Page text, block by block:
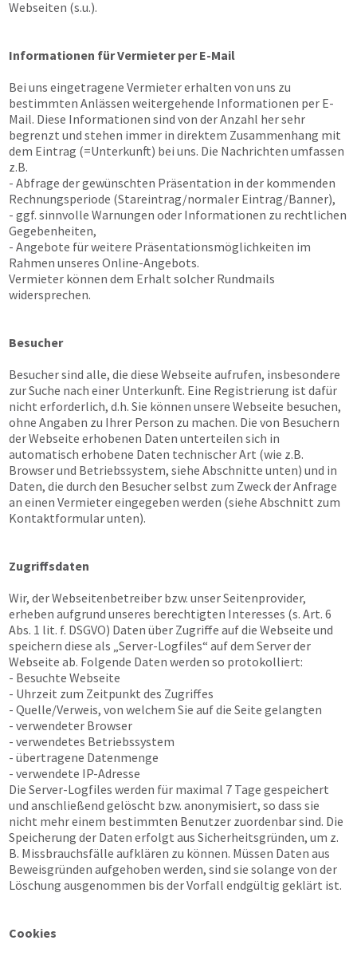
Webseiten (s.u.).
Informationen für Vermieter per E-Mail
Bei uns eingetragene Vermieter erhalten von uns zu
bestimmten Anlässen weitergehende Informationen per E-
Mail. Diese Informationen sind von der Anzahl her sehr
begrenzt und stehen immer in direktem Zusammenhang mit
dem Eintrag (=Unterkunft) bei uns. Die Nachrichten umfassen
z.B.
- Abfrage der gewünschten Präsentation in der kommenden
Rechnungsperiode (Stareintrag/normaler Eintrag/Banner),
- ggf. sinnvolle Warnungen oder Informationen zu rechtlichen
Gegebenheiten,
- Angebote für weitere Präsentationsmöglichkeiten im
Rahmen unseres Online-Angebots.
Vermieter können dem Erhalt solcher Rundmails
widersprechen.
Besucher
Besucher sind alle, die diese Webseite aufrufen, insbesondere
zur Suche nach einer Unterkunft. Eine Registrierung ist dafür
nicht erforderlich, d.h. Sie können unsere Webseite besuchen,
ohne Angaben zu Ihrer Person zu machen. Die von Besuchern
der Webseite erhobenen Daten unterteilen sich in
automatisch erhobene Daten technischer Art (wie z.B.
Browser und Betriebssystem, siehe Abschnitte unten) und in
Daten, die durch den Besucher selbst zum Zweck der Anfrage
an einen Vermieter eingegeben werden (siehe Abschnitt zum
Kontaktformular unten).
Zugriffsdaten
Wir, der Webseitenbetreiber bzw. unser Seitenprovider,
erheben aufgrund unseres berechtigten Interesses (s. Art. 6
Abs. 1 lit. f. DSGVO) Daten über Zugriffe auf die Webseite und
speichern diese als „Server-Logfiles“ auf dem Server der
Webseite ab. Folgende Daten werden so protokolliert:
- Besuchte Webseite
- Uhrzeit zum Zeitpunkt des Zugriffes
- Quelle/Verweis, von welchem Sie auf die Seite gelangten
- verwendeter Browser
- verwendetes Betriebssystem
- übertragene Datenmenge
- verwendete IP-Adresse
Die Server-Logfiles werden für maximal 7 Tage gespeichert
und anschließend gelöscht bzw. anonymisiert, so dass sie
nicht mehr einem bestimmten Benutzer zuordenbar sind. Die
Speicherung der Daten erfolgt aus Sicherheitsgründen, um z.
B. Missbrauchsfälle aufklären zu können. Müssen Daten aus
Beweisgründen aufgehoben werden, sind sie solange von der
Löschung ausgenommen bis der Vorfall endgültig geklärt ist.
Cookies